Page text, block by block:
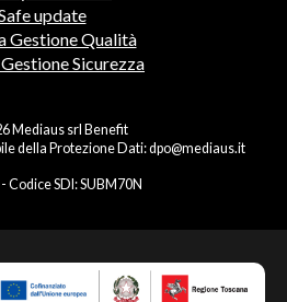
update
Gestione Qualità
Sicurezza
Mediaus srl Benefit
della Protezione Dati:dpo@mediaus.it
Codice SDI: SUBM70N